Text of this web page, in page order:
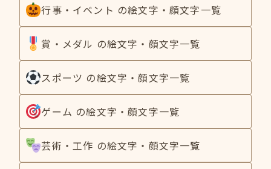
行事・イベント の絵文字・顔文字一覧
賞・メダル の絵文字・顔文字一覧
スポーツ の絵文字・顔文字一覧
ゲーム の絵文字・顔文字一覧
芸術・工作 の絵文字・顔文字一覧